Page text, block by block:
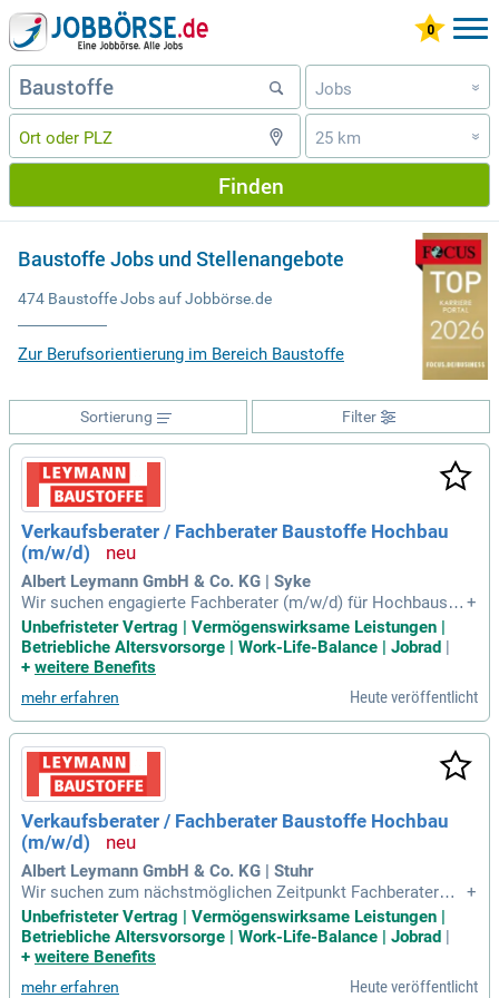
Jobs »
25 km »
Finden
Baustoffe Jobs und Stellenangebote
474 Baustoffe Jobs auf Jobbörse.de
Zur Berufsorientierung im Bereich Baustoffe
Filter
Sortierung
Verkaufsberater / Fachberater Baustoffe Hochbau
(m/w/d)
Albert Leymann GmbH & Co. KG | Syke
Wir suchen engagierte Fachberater (m/w/d) für Hochbausto
ffe an unseren Standorten Stuhr-Brinkum und Syke. In Ihrer
Rolle beraten Sie private Bauherren und gewerbliche Profiku
nden und steuern den gesamten Verkaufsprozess eigenvera
se konsequent nach, um eine erfolgreiche Auftragsabwicklu
ng zu gewährleisten. Ihre Abschlussstärke und Ihr ausgeprä
gtes Verhandlungsgeschick sind dabei entscheidend. Eine e
rfolgreich abgeschlossene kaufmännische Ausbildung im B
austoffhandel oder ähnlichem ist von Vorteil. Bewerben Sie
sich jetzt und werden Sie Teil unseres erfolgreichen Teams!
+
Unbefristeter Vertrag | Vermögenswirksame Leistungen |
Betriebliche Altersvorsorge | Work-Life-Balance | Jobrad |
+ weitere Benefits
mehr erfahren Heute veröffentlicht
Verkaufsberater / Fachberater Baustoffe Hochbau
(m/w/d)
Albert Leymann GmbH & Co. KG | Stuhr
Wir suchen zum nächstmöglichen Zeitpunkt Fachberater
(m/w/d) für Hochbaustoffe an unseren Standorten Stuhr-Bri
nkum und Syke. In dieser verantwortungsvollen Position ber
aten Sie sowohl private Bauherren als auch gewerbliche Pro
ung des gesamten Verkaufsprozesses sowie die präzise Kal
+
Unbefristeter Vertrag | Vermögenswirksame Leistungen |
Betriebliche Altersvorsorge | Work-Life-Balance | Jobrad
+ weitere Benefits
mehr erfahren Heute veröffentlicht